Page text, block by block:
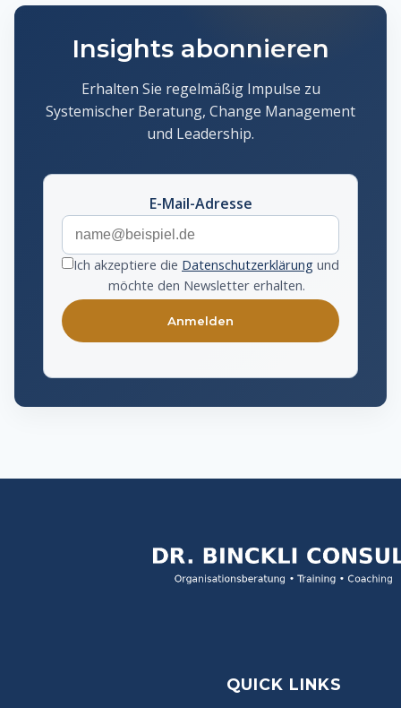
Insights abonnieren
Erhalten Sie regelmäßig Impulse zu
Systemischer Beratung, Change Management
und Leadership.
E-Mail-Adresse
Ich akzeptiere die Datenschutzerklärung und
möchte den Newsletter erhalten.
Anmelden
QUICK LINKS